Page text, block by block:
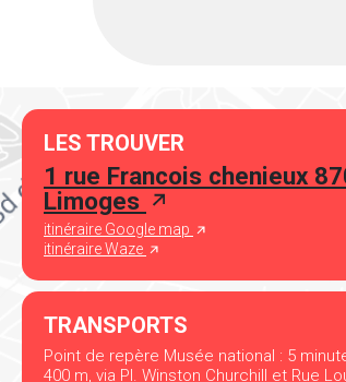
LES TROUVER
1 rue Francois chenieux
Limoges
itinéraire Google map
itinéraire Waze
TRANSPORTS
Point de repère Musée national : 5
400 m, via Pl. Winston Churchill et Rue